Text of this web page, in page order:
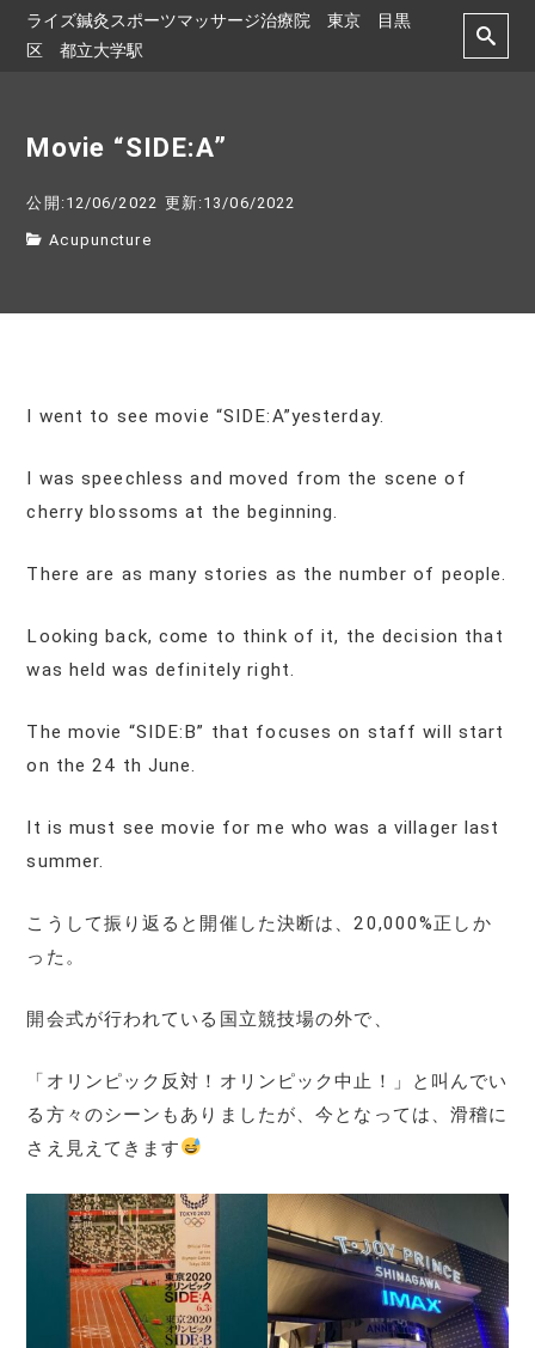
ライズ鍼灸スポーツマッサージ治療院 東京 目黒
区 都立大学駅
Movie “SIDE:A”
公開:12/06/2022 更新:13/06/2022
Acupuncture
I went to see movie “SIDE:A”yesterday.
I was speechless and moved from the scene of
cherry blossoms at the beginning.
There are as many stories as the number of people.
Looking back, come to think of it, the decision that
was held was definitely right.
The movie “SIDE:B” that focuses on staff will start
on the 24 th June.
It is must see movie for me who was a villager last
summer.
こうして振り返ると開催した決断は、20,000%正しか
った。
開会式が行われている国立競技場の外で、
「オリンピック反対！オリンピック中止！」と叫んでい
る方々のシーンもありましたが、今となっては、滑稽に
さえ見えてきます